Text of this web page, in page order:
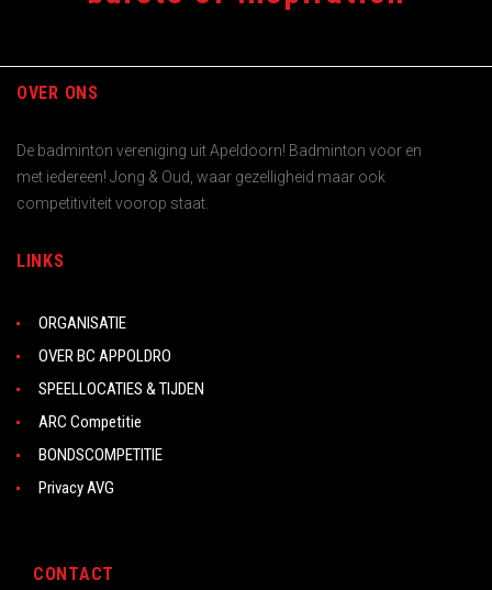
OVER ONS
De badminton vereniging uit Apeldoorn! Badminton voor en
met iedereen! Jong & Oud, waar gezelligheid maar ook
competitiviteit voorop staat.
LINKS
ORGANISATIE
OVER BC APPOLDRO
SPEELLOCATIES & TIJDEN
ARC Competitie
BONDSCOMPETITIE
Privacy AVG
CONTACT